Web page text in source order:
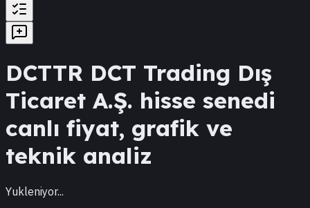
DCTTR DCT Trading Dış
Ticaret A.Ş. hisse senedi
canlı fiyat, grafik ve
teknik analiz
Yukleniyor...